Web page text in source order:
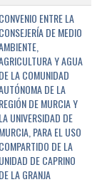
CONVENIO ENTRE LA
CONSEJERÍA DE MEDIO
Y AGUA
DE LA COMUNIDAD
DE LA
REGIÓN DE MURCIA Y
LA UNIVERSIDAD DE
MURCIA, PARA EL USO
COMPARTIDO DE LA
UNIDAD DE CAPRINO
DE LA GRANJA